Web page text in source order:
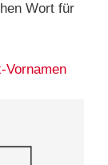
Wort für
Vornamen